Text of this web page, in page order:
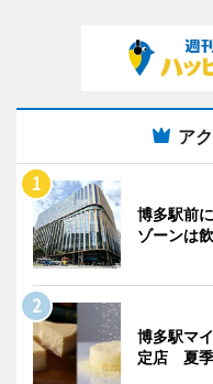
ア
博多駅前
ゾーンは
博多駅マ
定店 夏季